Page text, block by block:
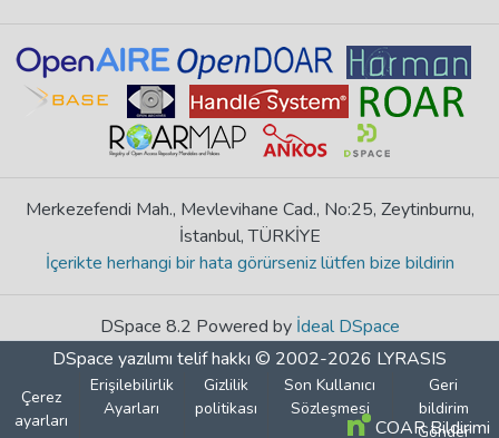
Merkezefendi Mah., Mevlevihane Cad., No:25, Zeytinburnu,
İstanbul, TÜRKİYE
İçerikte herhangi bir hata görürseniz lütfen bize bildirin
DSpace 8.2 Powered by İdeal DSpace
DSpace yazılımı telif hakkı © 2002-2026 LYRASIS
Çerez
ayarları
Erişilebilirlik
Ayarları
Gizlilik
politikası
Son Kullanıcı
Sözleşmesi
Geri
bildirim
Gönder
COAR Bildirimi